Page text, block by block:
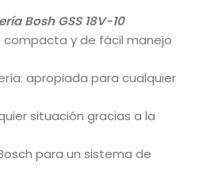
Bosh GSS 18V-10
y de fácil manejo
apropiada para cualquier
situación gracias a la
para un sistema de